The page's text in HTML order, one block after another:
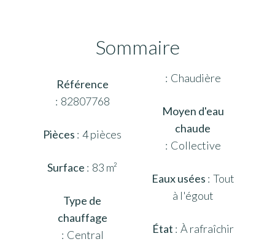
Sommaire
Référence
82807768
Pièces 4 pièces
Surface 83 m²
Type de
chauffage
Central
Chaudière
Moyen d'eau
chaude
Collective
Eaux usées Tout
à l'égout
État À rafraîchir